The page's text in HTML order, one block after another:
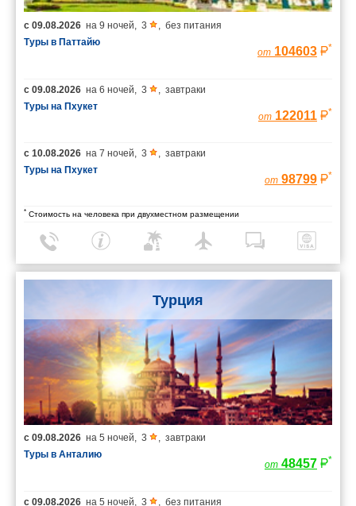
с 09.08.2026 на 9 ночей 3
без питания
Туры в Паттайю
от 104603 *
с 09.08.2026 на 6 ночей 3
завтраки
Туры на Пхукет
от 122011 *
с 10.08.2026 на 7 ночей 3
завтраки
Туры на Пхукет
от 98799 *
* Стоимость на человека при двухместном размещении
Турция
с 09.08.2026 на 5 ночей, 3 , завтраки
Туры в Анталию
от 48457 *
с 09.08.2026 на 5 ночей, 3 , без питания